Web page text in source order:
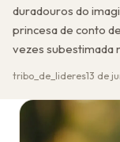
duradouros do
princesa de conto
vezes subestimada
tribo_de_lideres13 de